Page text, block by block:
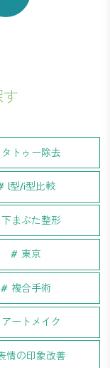
タトゥー除去
l型/i型比較
下まぶた整形
東京
複合手術
アートメイク
情の印象改善